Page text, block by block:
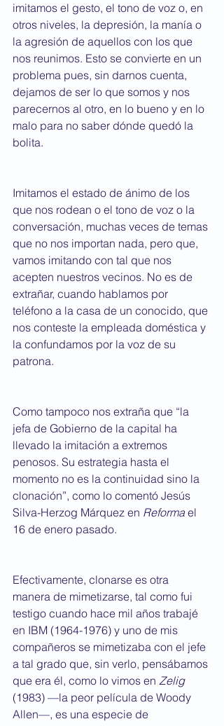
imitamos el gesto, el tono de voz o, en
otros niveles, la depresión, la manía o
la agresión de aquellos con los que
nos reunimos. Esto se convierte en un
problema pues, sin darnos cuenta,
dejamos de ser lo que somos y nos
parecernos al otro, en lo bueno y en lo
malo para no saber dónde quedó la
bolita.
Imitamos el estado de ánimo de los
que nos rodean o el tono de voz o la
conversación, muchas veces de temas
que no nos importan nada, pero que,
vamos imitando con tal que nos
acepten nuestros vecinos. No es de
extrañar, cuando hablamos por
teléfono a la casa de un conocido, que
nos conteste la empleada doméstica y
la confundamos por la voz de su
patrona.
Como tampoco nos extraña que “la
jefa de Gobierno de la capital ha
llevado la imitación a extremos
penosos. Su estrategia hasta el
momento no es la continuidad sino la
clonación”, como lo comentó Jesús
Silva-Herzog Márquez en Reforma el
16 de enero pasado.
Efectivamente, clonarse es otra
manera de mimetizarse, tal como fui
testigo cuando hace mil años trabajé
en IBM (1964-1976) y uno de mis
compañeros se mimetizaba con el jefe
a tal grado que, sin verlo, pensábamos
que era él, como lo vimos en Zelig
(1983) —la peor película de Woody
Allen—, es una especie de